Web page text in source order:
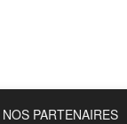
NOS PARTENAIRES